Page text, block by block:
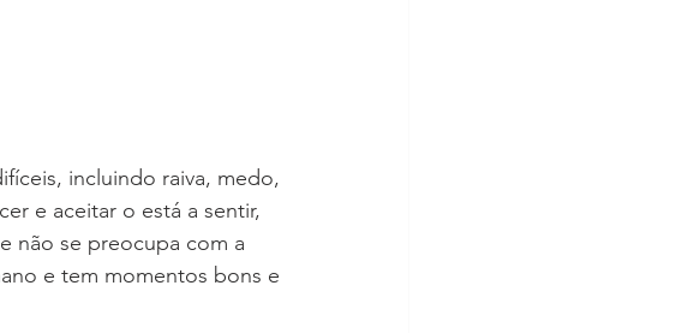
incluindo raiva, medo,
e aceitar o está a sentir,
não se preocupa com a
e tem momentos bons e